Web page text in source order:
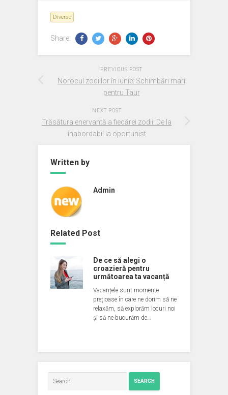
Diverse
Share:
PREVIOUS POST
Norocul zodiilor în iunie: Schimbări mari
pentru Taur
NEXT POST
Trăsătura enervantă a fiecărei zodii: De la
inabordabil la oportunist
Written by
Admin
Related Post
De ce să alegi o
croazieră pentru
următoarea ta vacanță
Vacanțele sunt momente
prețioase în care ne dorim să ne
relaxăm, să explorăm locuri noi
și să ne bucurăm de…
SEARCH